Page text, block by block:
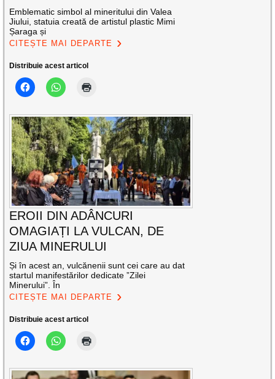
Emblematic simbol al mineritului din Valea
Jiului, statuia creată de artistul plastic Mimi
Șaraga și
CITEȘTE MAI DEPARTE
Distribuie acest articol
EROII DIN ADÂNCURI
OMAGIAȚI LA VULCAN, DE
ZIUA MINERULUI
Și în acest an, vulcănenii sunt cei care au dat
startul manifestărilor dedicate ”Zilei
Minerului”. În
CITEȘTE MAI DEPARTE
Distribuie acest articol